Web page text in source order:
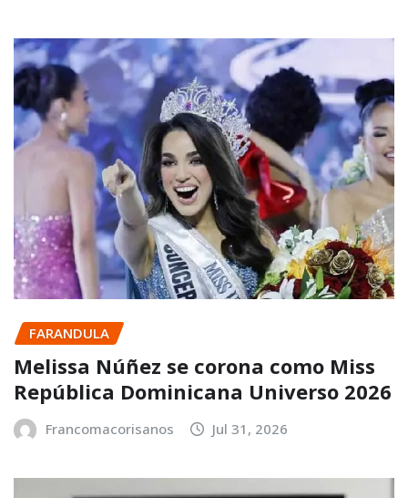
FARANDULA
Melissa Núñez se corona como Miss
República Dominicana Universo 2026
Francomacorisanos Jul 31, 2026